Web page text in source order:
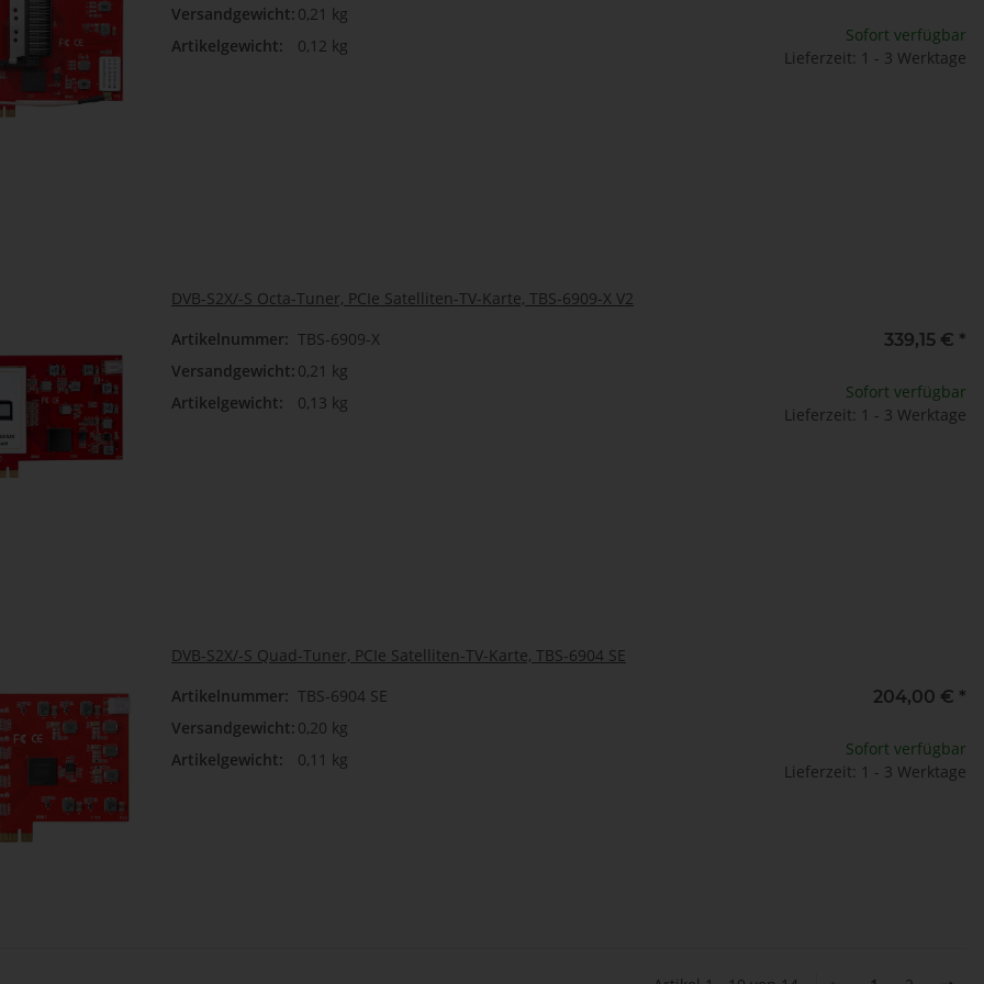
Versandgewicht: 0,21 kg
Artikelgewicht:
0,12 kg
Sofort verfügbar
Lieferzeit: 1 - 3 Werktage
DVB-S2X/-S Octa-Tuner, PCIe Satelliten-TV-Karte, TBS-6909-X V2
Artikelnummer: TBS-6909-X
Versandgewicht: 0,21 kg
Artikelgewicht:
0,13 kg
339,15 € *
Sofort verfügbar
Lieferzeit: 1 - 3 Werktage
DVB-S2X/-S Quad-Tuner, PCIe Satelliten-TV-Karte, TBS-6904 SE
Artikelnummer: TBS-6904 SE
Versandgewicht: 0,20 kg
Artikelgewicht:
0,11 kg
204,00 € *
Sofort verfügbar
Lieferzeit: 1 - 3 Werktage